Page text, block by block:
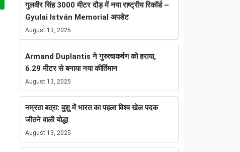
गुलवीर सिंह 3000 मीटर दौड़ में नया राष्ट्रीय रिकॉर्ड –
Gyulai István Memorial अपडेट
August 13, 2025
Armand Duplantis ने गुरुत्वाकर्षण को हराया,
6.29 मीटर से बनाया नया कीर्तिमान
August 13, 2025
नम्रता बत्रा: वुशु में भारत का पहला विश्व खेल पदक
जीतने वाली योद्धा
August 13, 2025